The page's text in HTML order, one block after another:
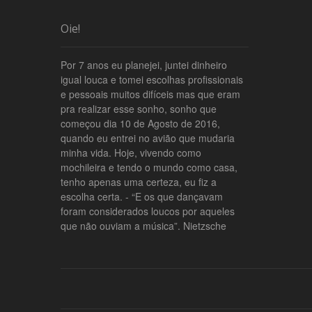
Oie!
Por 7 anos eu planejei, juntei dinheiro
igual louca e tomei escolhas profissionais
e pessoais muitos difíceis mas que eram
pra realizar esse sonho, sonho que
começou dia 10 de Agosto de 2016,
quando eu entrei no avião que mudaria
minha vida. Hoje, vivendo como
mochileira e tendo o mundo como casa,
tenho apenas uma certeza, eu fiz a
escolha certa. - “E os que dançavam
foram considerados loucos por aqueles
que não ouviam a música”. Nietzsche